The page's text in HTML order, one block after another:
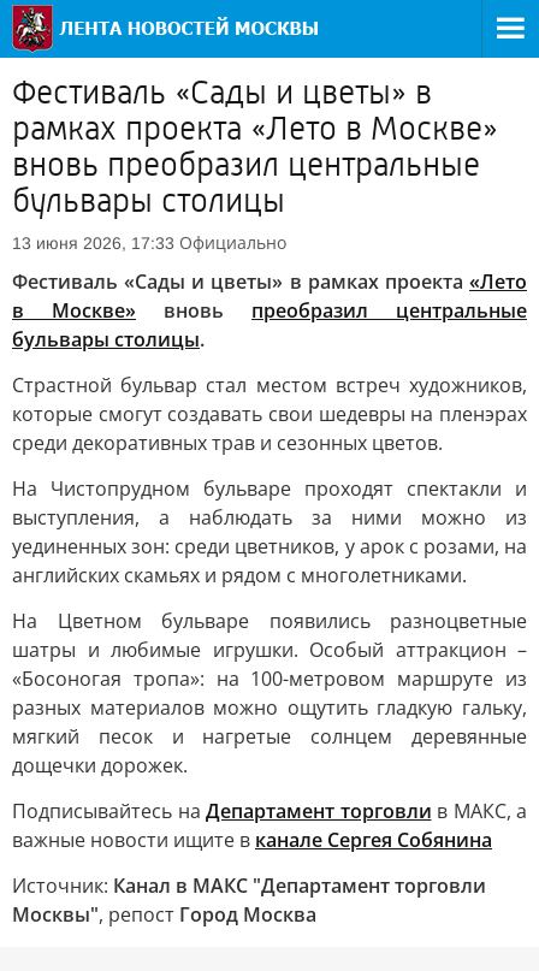
Фестиваль «Сады и цветы» в
рамках проекта «Лето в Москве»
вновь преобразил центральные
бульвары столицы
13 июня 2026, 17:33 Официально
Фестиваль «Сады и цветы» в рамках проекта «Лето
в Москве» вновь преобразил центральные
бульвары столицы.
Страстной бульвар стал местом встреч художников,
которые смогут создавать свои шедевры на пленэрах
среди декоративных трав и сезонных цветов.
На Чистопрудном бульваре проходят спектакли и
выступления, а наблюдать за ними можно из
уединенных зон: среди цветников, у арок с розами, на
английских скамьях и рядом с многолетниками.
На Цветном бульваре появились разноцветные
шатры и любимые игрушки. Особый аттракцион –
«Босоногая тропа»: на 100-метровом маршруте из
разных материалов можно ощутить гладкую гальку,
мягкий песок и нагретые солнцем деревянные
дощечки дорожек.
Подписывайтесь на Департамент торговли в MAКС, а
важные новости ищите в канале Сергея Собянина
Источник: Канал в МАКС "Департамент торговли
Москвы", репост Город Москва